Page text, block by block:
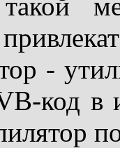
-
код